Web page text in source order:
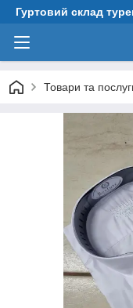
Гуртовий склад
Товари та